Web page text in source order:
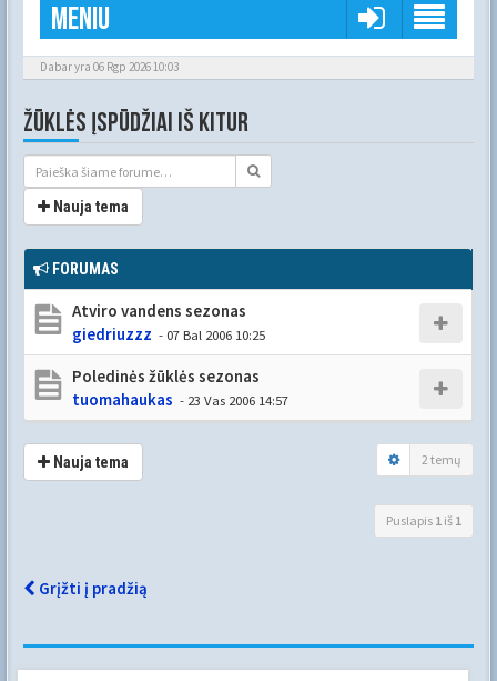
Meniu
Dabar yra 06 Rgp 2026 10:03
ŽŪKLĖS ĮSPŪDŽIAI IŠ KITUR
Nauja tema
FORUMAS
Atviro vandens sezonas
giedriuzzz - 07 Bal 2006 10:25
Poledinės žūklės sezonas
tuomahaukas - 23 Vas 2006 14:57
Nauja tema 2 temų
Puslapis 1 iš 1
Grįžti į pradžią